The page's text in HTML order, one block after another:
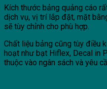
Kích thước bảng quảng cáo
dịch vụ, vị trí lắp đặt, mặt
sẽ tùy chỉnh cho phù hợp.
Chất liệu bảng cũng tùy điều
hoạt như bạt Hiflex, Decal in
thuộc vào ngân sách và yêu